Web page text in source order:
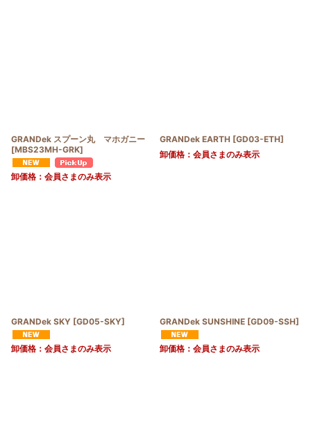
GRANDek スプーン丸 マホガニー
[MBS23MH-GRK]
卸価格：会員さまのみ表示
GRANDek EARTH [GD03-ETH]
卸価格：会員さまのみ表示
GRANDek SKY [GD05-SKY]
卸価格：会員さまのみ表示
GRANDek SUNSHINE [GD09-SSH]
卸価格：会員さまのみ表示